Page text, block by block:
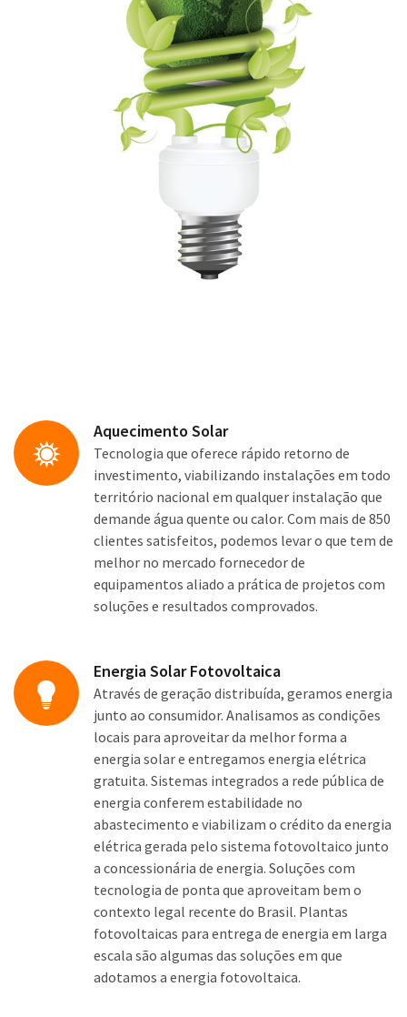
Aquecimento Solar
Tecnologia que oferece rápido retorno de
investimento, viabilizando instalações em todo
território nacional em qualquer instalação que
demande água quente ou calor. Com mais de 850
clientes satisfeitos, podemos levar o que tem de
melhor no mercado fornecedor de
equipamentos aliado a prática de projetos com
soluções e resultados comprovados.
Energia Solar Fotovoltaica
Através de geração distribuída, geramos energia
junto ao consumidor. Analisamos as condições
locais para aproveitar da melhor forma a
energia solar e entregamos energia elétrica
gratuita. Sistemas integrados a rede pública de
energia conferem estabilidade no
abastecimento e viabilizam o crédito da energia
elétrica gerada pelo sistema fotovoltaico junto
a concessionária de energia. Soluções com
tecnologia de ponta que aproveitam bem o
contexto legal recente do Brasil. Plantas
fotovoltaicas para entrega de energia em larga
escala são algumas das soluções em que
adotamos a energia fotovoltaica.